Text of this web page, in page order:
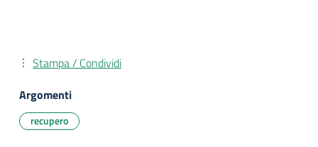
Stampa / Condividi
Argomenti
recupero